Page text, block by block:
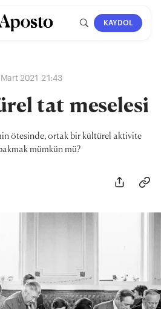
KAYDOL
2021 21:43
tat meselesi
ötesinde, ortak bir kültürel aktivite
mümkün mü?